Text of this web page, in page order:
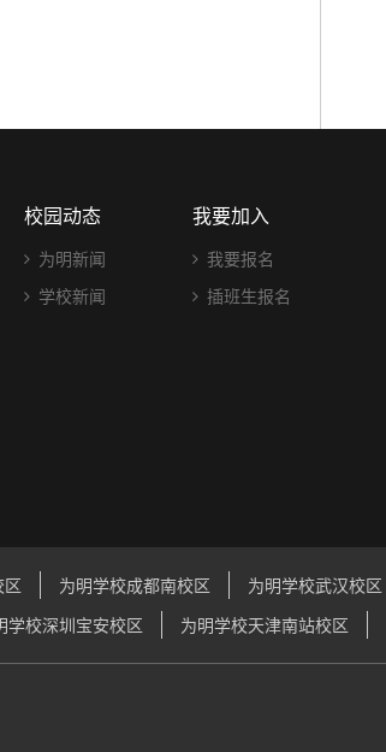
校园动态
为明新闻
学校新闻
我要加入
我要报名
插班生报名
区 为明学校成都南校区 为明学校武汉校区
学校深圳宝安校区 为明学校天津南站校区